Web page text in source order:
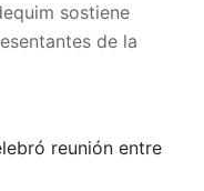
sostiene
de la
reunión entre